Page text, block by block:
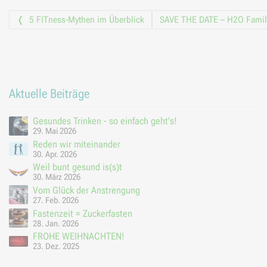
Vorheriger Beitrag
5 FITness-Mythen im Überblick SAVE THE DATE – H2O
Aktuelle Beiträge
Gesundes Trinken - so einfach geht's!
29. Mai 2026
Reden wir miteinander
30. Apr. 2026
Weil bunt gesund is(s)t
30. März 2026
Vom Glück der Anstrengung
27. Feb. 2026
Fastenzeit = Zuckerfasten
28. Jan. 2026
FROHE WEIHNACHTEN!
23. Dez. 2025